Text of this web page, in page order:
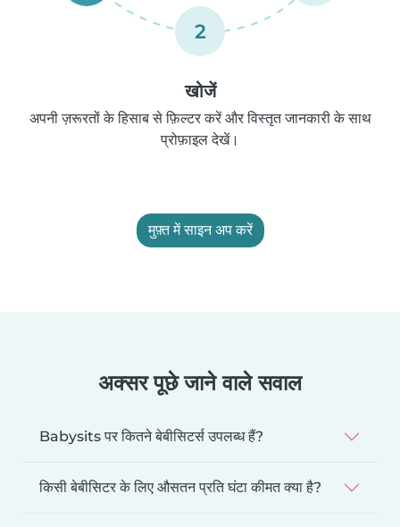
2
खोजें
अपनी ज़रूरतों के हिसाब से फ़िल्टर करें और विस्तृत जानकारी के साथ
प्रोफ़ाइल देखें।
मुफ़्त में साइन अप करें
अक्सर पूछे जाने वाले सवाल
Babysits पर कितने बेबीसिटर्स उपलब्ध हैं?
किसी बेबीसिटर के लिए औसतन प्रति घंटा कीमत क्या है?